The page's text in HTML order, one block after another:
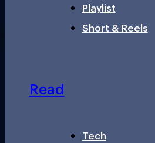
Playlist
Short & Reels
Read
Tech